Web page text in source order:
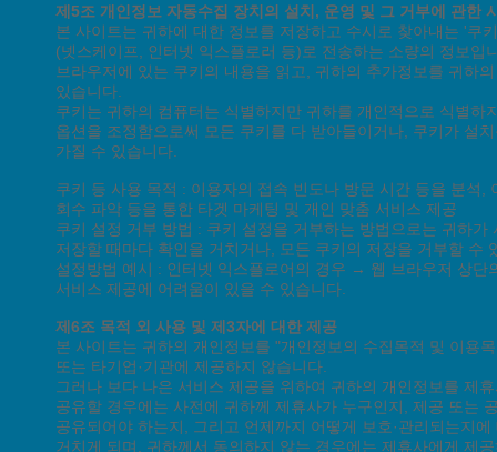
제5조 개인정보 자동수집 장치의 설치, 운영 및 그 거부에 관한
본 사이트는 귀하에 대한 정보를 저장하고 수시로 찾아내는 '쿠
(넷스케이프, 인터넷 익스플로러 등)로 전송하는 소량의 정보
브라우저에 있는 쿠키의 내용을 읽고, 귀하의 추가정보를 귀하
있습니다.
쿠키는 귀하의 컴퓨터는 식별하지만 귀하를 개인적으로 식별
옵션을 조정함으로써 모든 쿠키를 다 받아들이거나, 쿠키가 설
가질 수 있습니다.
쿠키 등 사용 목적 : 이용자의 접속 빈도나 방문 시간 등을 분석
회수 파악 등을 통한 타겟 마케팅 및 개인 맞춤 서비스 제공
쿠키 설정 거부 방법 : 쿠키 설정을 거부하는 방법으로는 귀하
저장할 때마다 확인을 거치거나, 모든 쿠키의 저장을 거부할 수
설정방법 예시 : 인터넷 익스플로어의 경우 → 웹 브라우저 상
서비스 제공에 어려움이 있을 수 있습니다.
제6조 목적 외 사용 및 제3자에 대한 제공
본 사이트는 귀하의 개인정보를 "개인정보의 수집목적 및 이용
또는 타기업·기관에 제공하지 않습니다.
그러나 보다 나은 서비스 제공을 위하여 귀하의 개인정보를 제
공유할 경우에는 사전에 귀하께 제휴사가 누구인지, 제공 또는
공유되어야 하는지, 그리고 언제까지 어떻게 보호·관리되는지
거치게 되며, 귀하께서 동의하지 않는 경우에는 제휴사에게 제